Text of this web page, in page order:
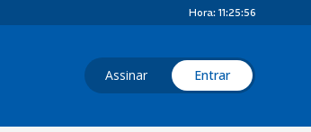
Hora: 11:25:56
Assinar Entrar